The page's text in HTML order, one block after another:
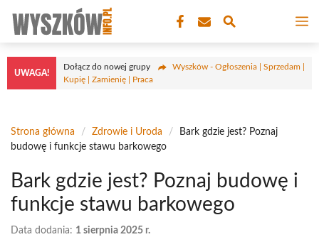
treści
UWAGA!
Dołącz do nowej grupy
Wyszków - Ogłoszenia | Sprzedam |
Kupię | Zamienię | Praca
Strona główna / Zdrowie i Uroda /
Bark gdzie jest? Poznaj
budowę i funkcje stawu barkowego
Bark gdzie jest? Poznaj budowę i
funkcje stawu barkowego
Data dodania: 1 sierpnia 2025 r.